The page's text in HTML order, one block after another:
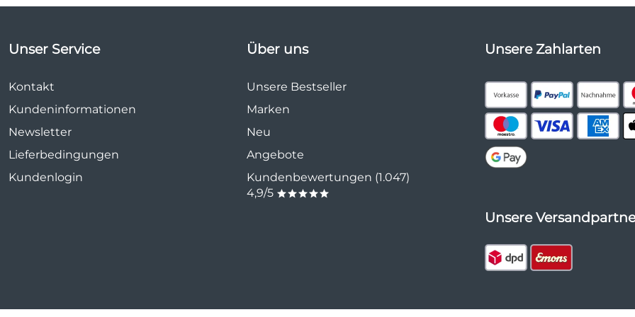
Unser Service
Kontakt
Kundeninformationen
Newsletter
Lieferbedingungen
Kundenlogin
Über uns
Unsere Bestseller
Marken
Neu
Angebote
Kundenbewertungen (1.047)
4,9/5 *****
Unsere Zahlarten
Unsere